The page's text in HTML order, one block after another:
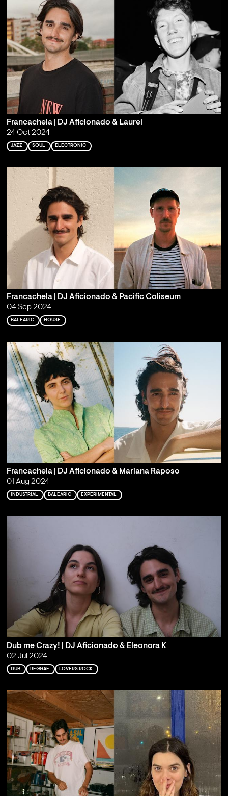
Francachela | DJ Aficionado & Laurel
24 Oct 2024
JAZZ SOUL ELECTRONIC
Francachela | DJ Aficionado & Pacific Coliseum
04 Sep 2024
BALEARIC HOUSE
Francachela | DJ Aficionado & Mariana Raposo
01 Aug 2024
INDUSTRIAL BALEARIC EXPERIMENTAL
Dub me Crazy! | DJ Aficionado & Eleonora K
02 Jul 2024
DUB REGGAE LOVERS ROCK